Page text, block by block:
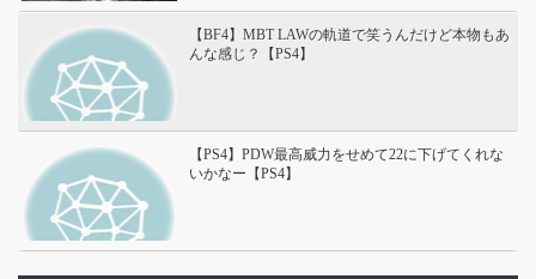
【BF4】MBT LAWの軌道で笑うんだけど本物もあ
んな感じ？【PS4】
【PS4】PDW最高威力をせめて22に下げてくれな
いかなー【PS4】